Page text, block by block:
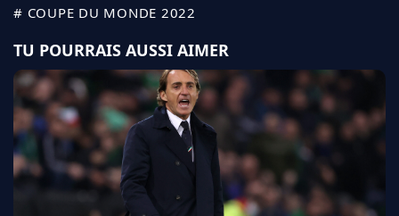
# COUPE DU MONDE 2022
TU POURRAIS AUSSI AIMER